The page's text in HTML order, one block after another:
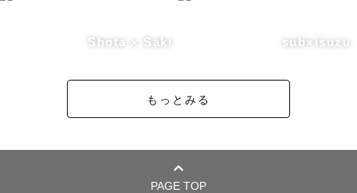
Shota × Saki sub×isuzu
もっとみる
PAGE TOP